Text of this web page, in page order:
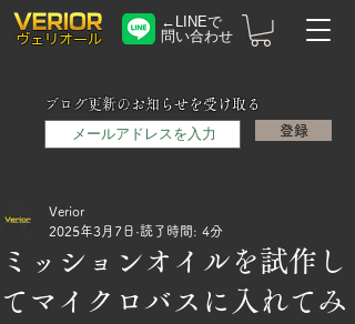
​ヴェリオール
←LINEで
問い合わせ
ブログ更新のお知らせを受け取る
メールアドレス
登録
ミッションオイルを試作し
てマイクロバスに入れてみ
Verior
2025年3月7日 読了時間: 4分